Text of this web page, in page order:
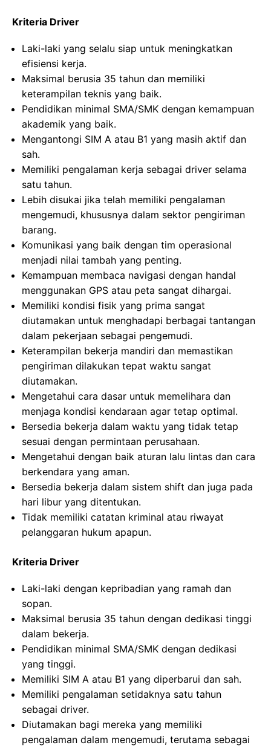
Kriteria Driver
Laki-laki yang selalu siap untuk meningkatkan
efisiensi kerja.
Maksimal berusia 35 tahun dan memiliki
keterampilan teknis yang baik.
Pendidikan minimal SMA/SMK dengan kemampuan
akademik yang baik.
Mengantongi SIM A atau B1 yang masih aktif dan
sah.
Memiliki pengalaman kerja sebagai driver selama
satu tahun.
Lebih disukai jika telah memiliki pengalaman
mengemudi, khususnya dalam sektor pengiriman
barang.
Komunikasi yang baik dengan tim operasional
menjadi nilai tambah yang penting.
Kemampuan membaca navigasi dengan handal
menggunakan GPS atau peta sangat dihargai.
Memiliki kondisi fisik yang prima sangat
diutamakan untuk menghadapi berbagai tantangan
dalam pekerjaan sebagai pengemudi.
Keterampilan bekerja mandiri dan memastikan
pengiriman dilakukan tepat waktu sangat
diutamakan.
Mengetahui cara dasar untuk memelihara dan
menjaga kondisi kendaraan agar tetap optimal.
Bersedia bekerja dalam waktu yang tidak tetap
sesuai dengan permintaan perusahaan.
Mengetahui dengan baik aturan lalu lintas dan cara
berkendara yang aman.
Bersedia bekerja dalam sistem shift dan juga pada
hari libur yang ditentukan.
Tidak memiliki catatan kriminal atau riwayat
pelanggaran hukum apapun.
Kriteria Driver
Laki-laki dengan kepribadian yang ramah dan
sopan.
Maksimal berusia 35 tahun dengan dedikasi tinggi
dalam bekerja.
Pendidikan minimal SMA/SMK dengan dedikasi
yang tinggi.
Memiliki SIM A atau B1 yang diperbarui dan sah.
Memiliki pengalaman setidaknya satu tahun
sebagai driver.
Diutamakan bagi mereka yang memiliki
pengalaman dalam mengemudi, terutama sebagai